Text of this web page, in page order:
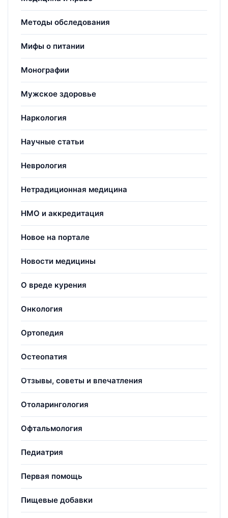
Методы обследования
Мифы о питании
Монографии
Мужское здоровье
Наркология
Научные статьи
Неврология
Нетрадиционная медицина
НМО и аккредитация
Новое на портале
Новости медицины
О вреде курения
Онкология
Ортопедия
Остеопатия
Отзывы, советы и впечатления
Отоларингология
Офтальмология
Педиатрия
Первая помощь
Пищевые добавки